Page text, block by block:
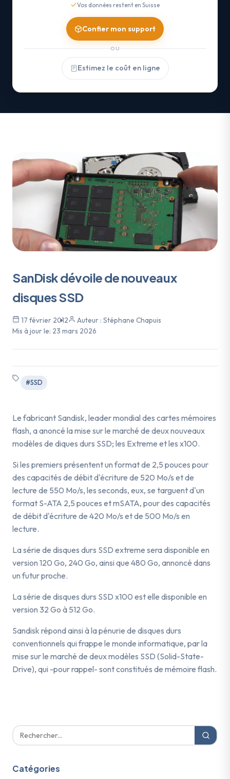
Vos données restent en Suisse
Confier mon support
OU
Estimez le coût en ligne
SanDisk dévoile de nouveaux
disques SSD
17 février 2012
Auteur : Stéphane Chapuis
Mis à jour le: 23 mars 2026
#SSD
Le fabricant Sandisk, leader mondial des cartes mémoires
flash, a anoncé la mise sur le marché de deux nouveaux
modèles de diques durs SSD; les Extreme et les x100.
Si les premiers présentent un format de 2,5 pouces pour
des capacités de débit d'écriture de 520 Mo/s et de
lecture de 550 Mo/s, les seconds, eux, se targuent d'un
format S-ATA 2,5 pouces et mSATA, pour des capacités
de débit d'écriture de 420 Mo/s et de 500 Mo/s en
lecture.
La série de disques durs SSD extreme sera disponible en
version 120 Go, 240 Go, ainsi que 480 Go, annoncé dans
un futur proche.
La série de disques durs SSD x100 est elle disponible en
version 32 Go à 512 Go.
Sandisk répond ainsi à la pénurie de disques durs
conventionnels qui frappe le monde informatique, par la
mise sur le marché de deux modèles SSD (Solid-State-
Drive), qui -pour rappel- sont constitués de mémoire flash.
Catégories